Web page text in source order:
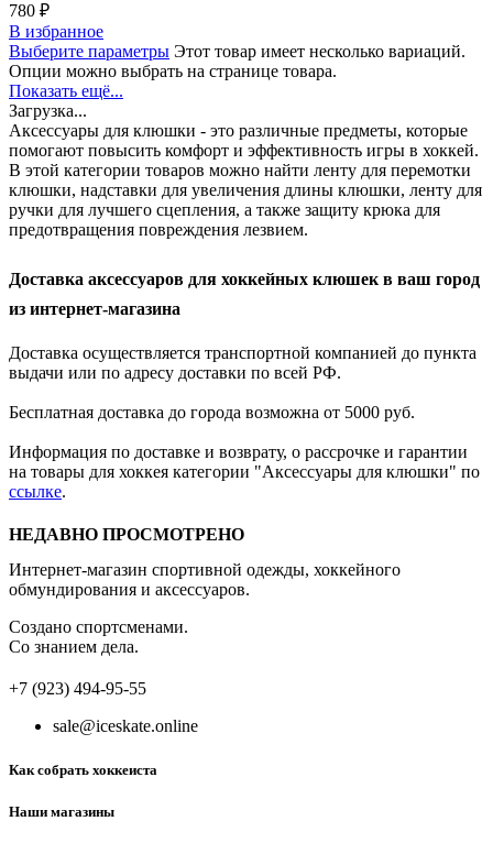
780 ₽
В избранное
Выберите параметры Этот товар имеет несколько вариаций.
Опции можно выбрать на странице товара.
Показать ещё...
Загрузка...
Аксессуары для клюшки - это различные предметы, которые
помогают повысить комфорт и эффективность игры в хоккей.
В этой категории товаров можно найти ленту для перемотки
клюшки, надставки для увеличения длины клюшки, ленту для
ручки для лучшего сцепления, а также защиту крюка для
предотвращения повреждения лезвием.
Доставка аксессуаров для хоккейных клюшек в ваш город
из интернет-магазина
Доставка осуществляется транспортной компанией до пункта
выдачи или по адресу доставки по всей РФ.
Бесплатная доставка до города возможна от 5000 руб.
Информация по доставке и возврату, о рассрочке и гарантии
на товары для хоккея категории "Аксессуары для клюшки" по
ссылке.
НЕДАВНО ПРОСМОТРЕНО
Интернет-магазин спортивной одежды, хоккейного
обмундирования и аксессуаров.
Создано спортсменами.
Со знанием дела.
+7 (923) 494-95-55
sale@iceskate.online
Как собрать хоккеиста
Наши магазины